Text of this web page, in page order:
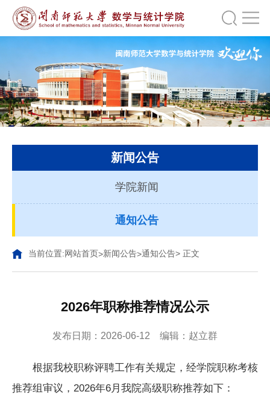
新闻公告
学院新闻
通知公告
当前位置:网站首页>新闻公告>通知公告> 正文
2026年职称推荐情况公示
发布日期：2026-06-12 编辑：赵立群
根据我校职称评聘工作有关规定，经学院职称考核
推荐组审议，2026年6月我院高级职称推荐如下：